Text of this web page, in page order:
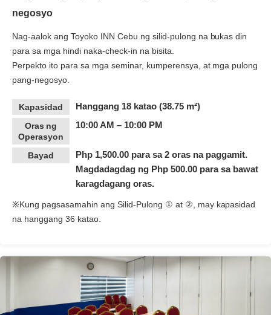
negosyo
Nag-aalok ang Toyoko INN Cebu ng silid-pulong na bukas din
para sa mga hindi naka-check-in na bisita.
Perpekto ito para sa mga seminar, kumperensya, at mga pulong
pang-negosyo.
Kapasidad Hanggang 18 katao (38.75 m²)
Oras ng
Operasyon
10:00 AM – 10:00 PM
Bayad
Php 1,500.00 para sa 2 oras na paggamit.
Magdadagdag ng Php 500.00 para sa bawat
karagdagang oras.
※Kung pagsasamahin ang Silid-Pulong ① at ②, may kapasidad
na hanggang 36 katao.